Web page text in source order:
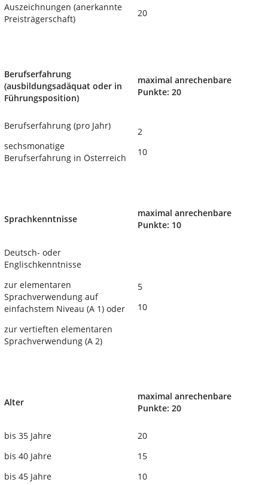
Auszeichnungen (anerkannte
Preisträgerschaft)
20
Berufserfahrung
(ausbildungsadäquat oder in
Führungsposition)
maximal anrechenbare
Punkte: 20
Berufserfahrung (pro Jahr)
sechsmonatige
Berufserfahrung in Österreich
2
10
Sprachkenntnisse
maximal anrechenbare
Punkte: 10
Deutsch- oder
Englischkenntnisse
zur elementaren
Sprachverwendung auf
einfachstem Niveau (A 1) oder
zur vertieften elementaren
Sprachverwendung (A 2)
5
10
Alter
maximal anrechenbare
Punkte: 20
bis 35 Jahre
bis 40 Jahre
bis 45 Jahre
20
15
10